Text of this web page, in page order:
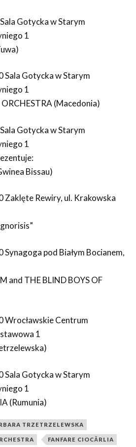
Gotycka w Starym
1
Sala Gotycka w Starym
1
(Macedonia)
Gotycka w Starym
1
Bissau)
Zaklęte Rewiry, ul. Krakowska
pod Białym Bocianem,
and THE BLIND BOYS OF
Wrocławskie Centrum
1
Sala Gotycka w Starym
1
(Rumunia)
TRZETRZELEWSKA
FANFARE CIOCĂRLIA